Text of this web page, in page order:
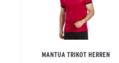
MANTUA TRIKOT HERREN